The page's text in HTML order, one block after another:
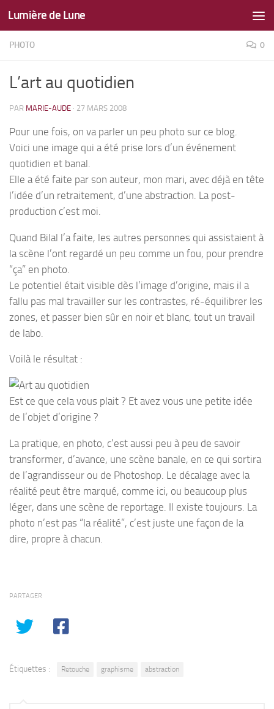
Skip to content
Lumière de Lune
PHOTO 0
L’art au quotidien
PAR MARIE-AUDE · 27 MARS 2008
Pour une fois, on va parler un peu photo sur ce blog.
Voici une image qui a été prise lors d’un événement
quotidien et banal.
Elle a été faite par son auteur, mon mari, avec déjà en tête
l’idée d’un retraitement, d’une abstraction. La post-
production c’est moi.
Quand Bilal l’a faite, les autres personnes qui assistaient à
la scène l’ont regardé un peu comme un fou, pour prendre
“ça” en photo.
Le potentiel était visible dès l’image d’origine, mais il a
fallu pas mal travailler sur les contrastes, ré-équilibrer les
zones, et passer bien sûr en noir et blanc, tout un travail
de labo.
Voilà le résultat :
Est ce que cela vous plait ? Et avez vous une petite idée
de l’objet d’origine ?
La pratique, en photo, c’est aussi peu à peu de savoir
transformer, d’avance, une scène banale, en ce qui sortira
de l’agrandisseur ou de Photoshop. Le décalage avec la
réalité peut être marqué, comme ici, ou beaucoup plus
léger, dans une scène de reportage. Il existe toujours. La
photo n’est pas “la réalité”, c’est juste une façon de la
dire, propre à chacun.
PARTAGER
Étiquettes : Retouche graphisme abstraction